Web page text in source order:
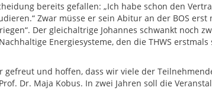
bereits gefallen: „Ich habe schon den
Zwar müsse er sein Abitur an der BOS erst
Der gleichaltrige Johannes schwankt noch
Energiesysteme, den die THWS
gefreut und hoffen, dass wir viele der
Dr. Maja Kobus. In zwei Jahren soll die